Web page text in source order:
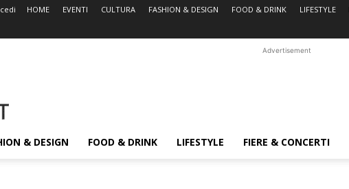
HOME EVENTI CULTURA FASHION & DESIGN FOOD & DRINK LIFESTYLE
Advertisement
& DESIGN FOOD & DRINK LIFESTYLE FIERE & CONCERTI